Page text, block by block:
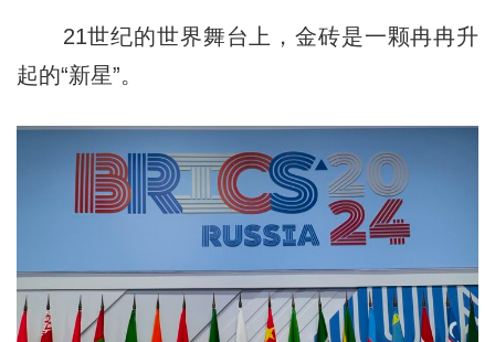
21世纪的世界舞台上，金砖是一颗冉冉升
起的“新星”。